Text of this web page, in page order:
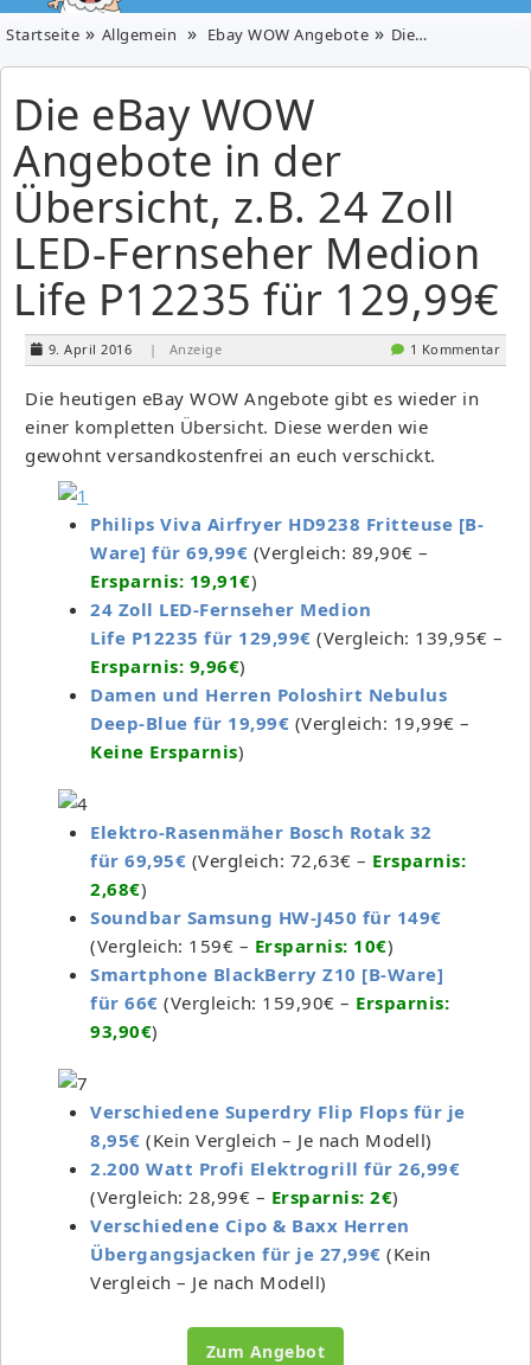
Startseite Allgemein Ebay WOW Angebote Die eBay WOW Angebote in der Übersicht, z.B. 24 Zoll LED-Fernseher Medion Life P12235 für 129,99€
Die eBay WOW
Angebote in der
Übersicht, z.B. 24 Zoll
LED-Fernseher Medion
Life P12235 für 129,99€
9. April 2016 | Anzeige 1 Kommentar
Die heutigen eBay WOW Angebote gibt es wieder in
einer kompletten Übersicht. Diese werden wie
gewohnt versandkostenfrei an euch verschickt.
Philips Viva Airfryer HD9238 Fritteuse [B-
Ware] für 69,99€ (Vergleich: 89,90€ –
Ersparnis: 19,91€)
24 Zoll LED-Fernseher Medion
Life P12235 für 129,99€ (Vergleich: 139,95€ –
Ersparnis: 9,96€)
Damen und Herren Poloshirt Nebulus
Deep-Blue für 19,99€ (Vergleich: 19,99€ –
Keine Ersparnis)
Elektro-Rasenmäher Bosch Rotak 32
für 69,95€ (Vergleich: 72,63€ – Ersparnis:
2,68€)
Soundbar Samsung HW-J450 für 149€
(Vergleich: 159€ – Ersparnis: 10€)
Smartphone BlackBerry Z10 [B-Ware]
für 66€ (Vergleich: 159,90€ – Ersparnis:
93,90€)
Verschiedene Superdry Flip Flops für je
8,95€ (Kein Vergleich – Je nach Modell)
2.200 Watt Profi Elektrogrill für 26,99€
(Vergleich: 28,99€ – Ersparnis: 2€)
Verschiedene Cipo & Baxx Herren
Übergangsjacken für je 27,99€ (Kein
Vergleich – Je nach Modell)
Zum Angebot